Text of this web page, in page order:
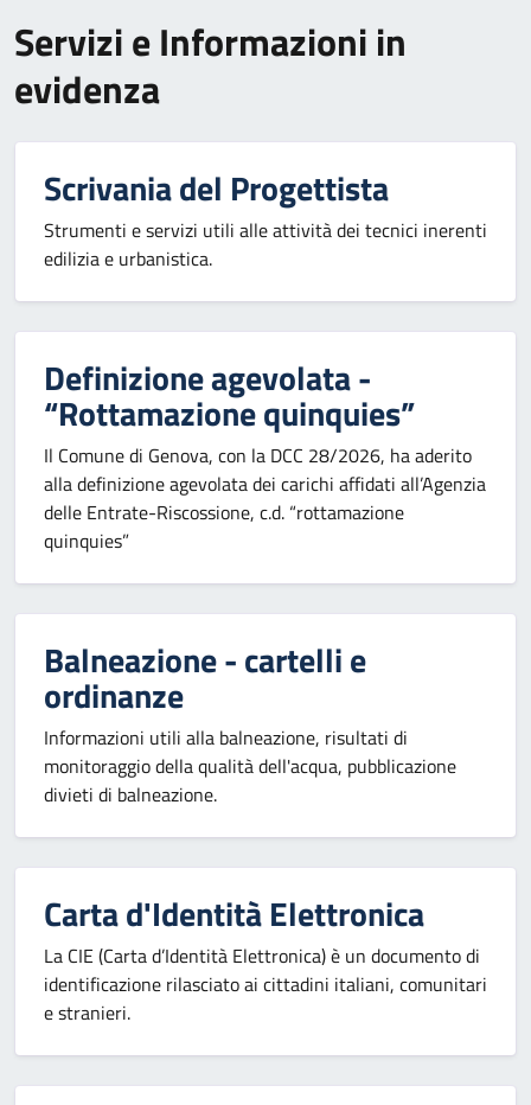
Servizi e Informazioni in
evidenza
Scrivania del Progettista
Strumenti e servizi utili alle attività dei tecnici inerenti
edilizia e urbanistica.
Definizione agevolata -
“Rottamazione quinquies”
Il Comune di Genova, con la DCC 28/2026, ha aderito
alla definizione agevolata dei carichi affidati all’Agenzia
delle Entrate-Riscossione, c.d. “rottamazione
quinquies”
Balneazione - cartelli e
ordinanze
Informazioni utili alla balneazione, risultati di
monitoraggio della qualità dell'acqua, pubblicazione
divieti di balneazione.
Carta d'Identità Elettronica
La CIE (Carta d’Identità Elettronica) è un documento di
identificazione rilasciato ai cittadini italiani, comunitari
e stranieri.